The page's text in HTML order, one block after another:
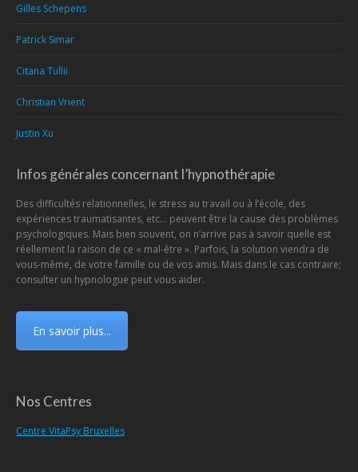
Gilles Schepens
Patrick Simar
Citana Tullii
Christian Vrient
Justin Xu
Infos générales concernant l’hypnothérapie
Des difficultés relationnelles, le stress au travail ou à l’école, des
expériences traumatisantes, etc… peuvent être la cause des problèmes
psychologiques. Mais bien souvent, on n’arrive pas à savoir quelle est
réellement la raison de ce « mal-être ». Parfois, la solution viendra de
vous-même, de votre famille ou de vos amis. Mais dans le cas contraire;
consulter un hypnologue peut vous aider.
En savoir plus...
Nos Centres
Centre VitaPsy Bruxelles